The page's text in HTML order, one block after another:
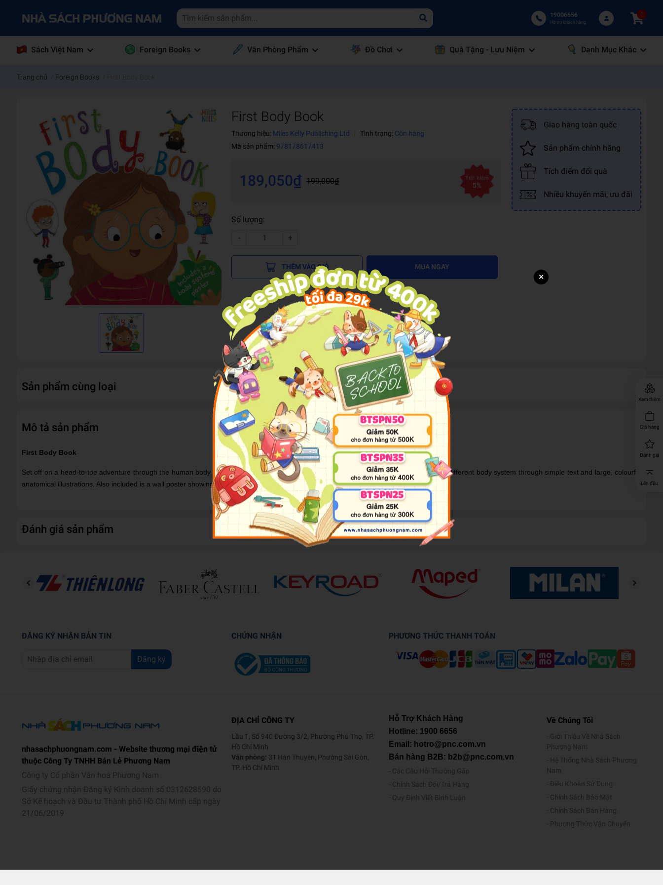
19006656
Hỗ trợ khách hàng
0
Sách Việt Nam Foreign Books Văn Phòng Phẩm Đồ Chơi Quà Tặng - Lưu Niệm Danh Mục Khác
Xem thêm
Giỏ hàng
Đánh giá
Lên đầu
Trang chủ Foreign Books
First Body Book
Thương hiệu: Miles Kelly Publishing Ltd Tình trạng: Còn hàng
Mã sản phẩm: 978178617413
189,050₫ 199,000₫ Tiết kiệm
5%
Số lượng:
-
+
THÊM VÀO GIỎ MUA NGAY
Giao hàng toàn quốc
Sản phẩm chính hãng
Tích điểm đổi quà
Nhiều khuyến mãi, ưu đãi
Sản phẩm cùng loại
Mô tả sản phẩm
First Body Book
Set off on a head-to-toe adventure through the human body with the help of appealing, contemporary artwork. Each spread explores a different body system through simple text and large, colourful
anatomical illustrations. Also included is a wall poster showing all the body systems together.
Đánh giá sản phẩm
ĐĂNG KÝ NHẬN BẢN TIN
Đăng ký
CHỨNG NHẬN PHƯƠNG THỨC THANH TOÁN
nhasachphuongnam.com - Website thương mại điện tử
thuộc Công Ty TNHH Bán Lẻ Phương Nam
Công ty Cổ phần Văn hoá Phương Nam
Giấy chứng nhận Đăng ký Kinh doanh số 0312628590 do
Sở Kế hoạch và Đầu tư Thành phố Hồ Chí Minh cấp ngày
21/06/2019
ĐỊA CHỈ CÔNG TY
Lầu 1, Số 940 Đường 3/2, Phường Phú Thọ, TP.
Hồ Chí Minh
Văn phòng: 31 Hàn Thuyên, Phường Sài Gòn,
TP. Hồ Chí Minh
Hỗ Trợ Khách Hàng
Hotline: 1900 6656
Email: hotro@pnc.com.vn
Bán hàng B2B: b2b@pnc.com.vn
Các Câu Hỏi Thường Gặp
Chính Sách Đổi/Trả Hàng
Quy Định Viết Bình Luận
Về Chúng Tôi
Giới Thiệu Về Nhà Sách
Phương Nam
Hệ Thống Nhà Sách Phương
Nam
Điều Khoản Sử Dụng
Chính Sách Bảo Mật
Chính Sách Bán Hàng
Phương Thức Vận Chuyển
×